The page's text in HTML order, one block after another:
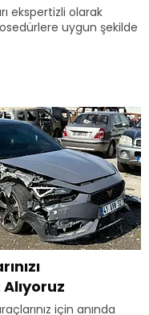
ekspertizli olarak
uygun şekilde
için anında